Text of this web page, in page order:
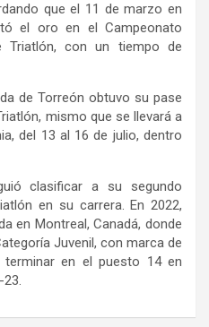
que el 11 de marzo en
el oro en el Campeonato
Triatlón, con un tiempo de
de Torreón obtuvo su pase
mismo que se llevará a
del 13 al 16 de julio, dentro
clasificar a su segundo
en su carrera. En 2022,
en Montreal, Canadá, donde
Juvenil, con marca de
terminar en el puesto 14 en
23.